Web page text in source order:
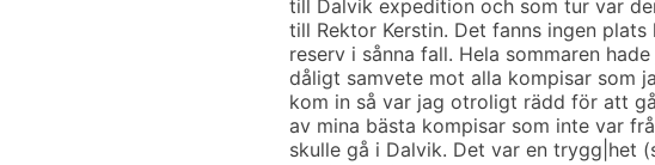
till Dalvik expedition och som tur var
till Rektor Kerstin. Det fanns ingen
reserv i sånna fall. Hela sommaren
dåligt samvete mot alla kompisar som
kom in så var jag otroligt rädd för att
av mina bästa kompisar som inte var
skulle gå i Dalvik. Det var en trygg|het